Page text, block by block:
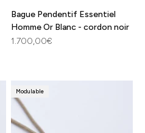
Bague Pendentif Essentiel
Homme Or Blanc - cordon noir
Prix de vente
1.700,00€
Modulable